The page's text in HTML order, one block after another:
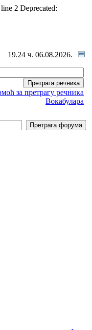
2 Deprecated:
19.24 ч. 06.08.2026.
за претрагу речника
Вокабулара